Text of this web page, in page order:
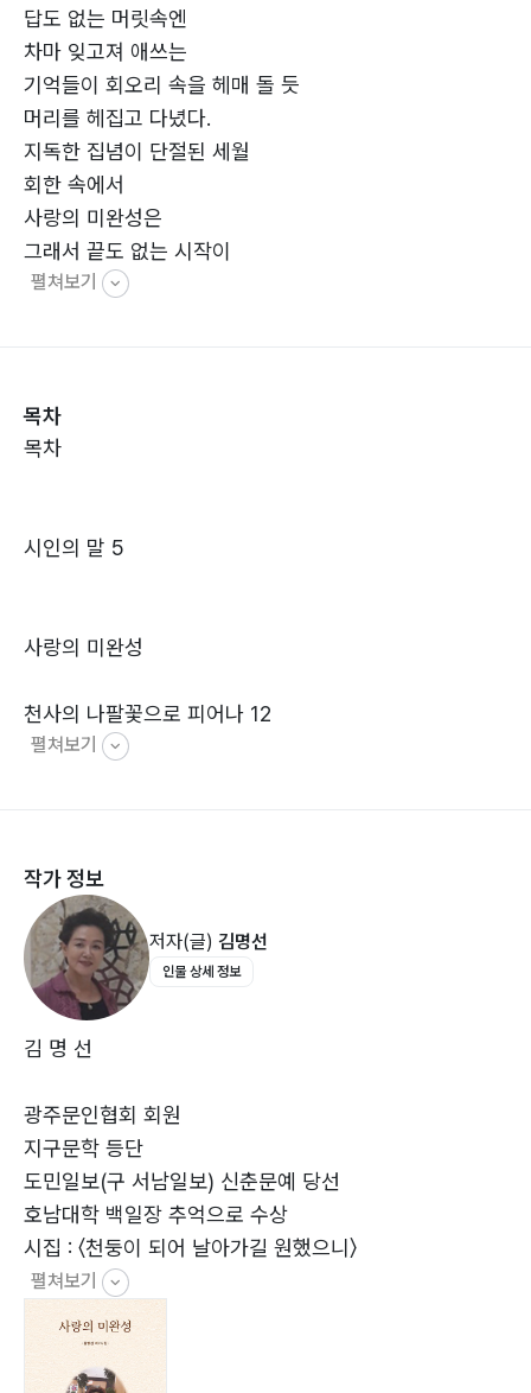
답도 없는 머릿속엔
차마 잊고져 애쓰는
기억들이 회오리 속을 헤매 돌 듯
머리를 헤집고 다녔다.
지독한 집념이 단절된 세월
회한 속에서
사랑의 미완성은
그래서 끝도 없는 시작이
되기도 했다.
펼쳐보기
목차
목차
시인의 말 5
사랑의 미완성
천사의 나팔꽃으로 피어나 12
인연 14
사랑의 미완성 4 - 그 자리엔 19
사랑의 미완성 5 - 남은 자의 독백 20
사랑의 미완성 6 - 내 안에 흐르는 강 22
사랑의 미완성 7 - 어느 날 그리움 23
사랑의 미완성 8 - 이정표 없는 길 24
사랑의 미완성 9 - 5.18 성지의 슬픔 25
사랑의 미완성 11 - 영원한 순간의 기억 27
사랑의 미완성 12 - 동경 30
사랑의 미완성 13 - 사라진 시간 32
사랑의 미완성 14 - 우리 지구에서 34
사랑의 미완성 15 - 어긋난 길 36
사랑의 미완성 16 - 침묵 37
사랑의 미완성 17 - 겨울 사랑 38
사랑의 미완성 18 - 그대에게로 가는 날 39
사랑의 미완성 19 - 그리움 40
펼쳐보기
작가 정보
저자(글) 김명선
인물 상세 정보
김 명 선
광주문인협회 회원
지구문학 등단
도민일보(구 서남일보) 신춘문예 당선
호남대학 백일장 추억으로 수상
시집 : 〈천둥이 되어 날아가길 원했으니〉
펼쳐보기